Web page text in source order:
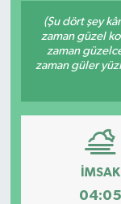
(Şu dört şey
zaman güzel
zaman
zaman güler
İMSAK
04:05
Siyaset
Spor
Video Galeri
Yaşam